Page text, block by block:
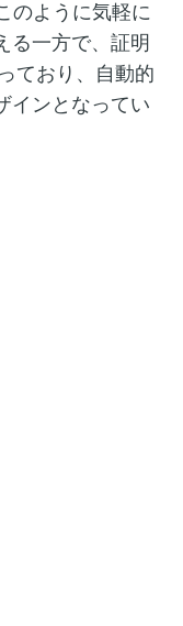
のように気軽に
る一方で、証明
ており、自動的
インとなってい